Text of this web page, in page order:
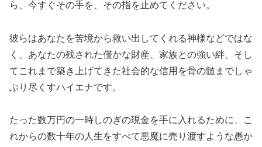
ら、今すぐその手を、その指を止めてください。
彼らはあなたを苦境から救い出してくれる神様などではな
く、あなたの残された僅かな財産、家族との強い絆、そし
てこれまで築き上げてきた社会的な信用を骨の髄までしゃ
ぶり尽くすハイエナです。
たった数万円の一時しのぎの現金を手に入れるために、こ
れからの数十年の人生をすべて悪魔に売り渡すような愚か